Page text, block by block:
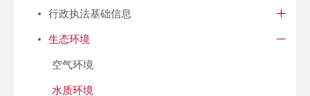
行政执法基础信息
生态环境
空气环境
水质环境